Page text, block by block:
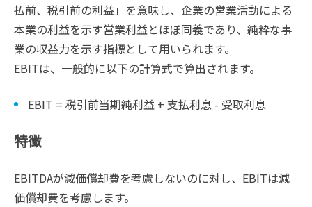
払前、税引前の利益」を意味し、企業の営業活動による
本業の利益を示す営業利益とほぼ同義であり、純粋な事
業の収益力を示す指標として用いられます。
EBITは、一般的に以下の計算式で算出されます。
EBIT = 税引前当期純利益 + 支払利息 - 受取利息
特徴
EBITDAが減価償却費を考慮しないのに対し、EBITは減
価償却費を考慮します。